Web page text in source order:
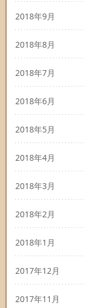
2018年9月
2018年8月
2018年7月
2018年6月
2018年5月
2018年4月
2018年3月
2018年2月
2018年1月
2017年12月
2017年11月